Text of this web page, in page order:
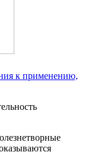
к применению,